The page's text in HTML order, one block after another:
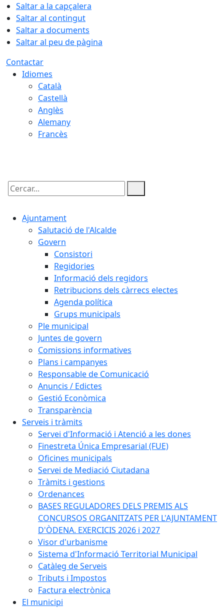
Saltar a la capçalera
Saltar al contingut
Saltar a documents
Saltar al peu de pàgina
Contactar
Idiomes
Català
Castellà
Anglès
Alemany
Francès
Cercar:
Ajuntament
Salutació de l'Alcalde
Govern
Consistori
Regidories
Informació dels regidors
Retribucions dels càrrecs electes
Agenda política
Grups municipals
Ple municipal
Juntes de govern
Comissions informatives
Plans i campanyes
Responsable de Comunicació
Anuncis / Edictes
Gestió Econòmica
Transparència
Serveis i tràmits
Servei d'Informació i Atenció a les dones
Finestreta Única Empresarial (FUE)
Oficines municipals
Servei de Mediació Ciutadana
Tràmits i gestions
Ordenances
BASES REGULADORES DELS PREMIS ALS
CONCURSOS ORGANITZATS PER L'AJUNTAMENT
D'ÒDENA. EXERCICIS 2026 i 2027
Visor d'urbanisme
Sistema d'Informació Territorial Municipal
Catàleg de Serveis
Tributs i Impostos
Factura electrònica
El municipi